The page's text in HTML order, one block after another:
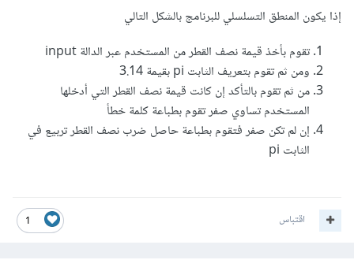
إذا يكون المنطق التسلسلي للبرنامج بالشكل التالي
تقوم بأخذ قيمة نصف القطر من المستخدم عبر الدالة input
ومن ثم تقوم بتعريف الثابت pi بقيمة 3.14
من ثم تقوم بالتأكد إن كانت قيمة نصف القطر التي أدخلها
المستخدم تساوي صفر تقوم بطباعة كلمة خطأ
إن لم تكن صفر فتقوم بطباعة حاصل ضرب نصف القطر تربيع في
الثابت pi
1 اقتباس